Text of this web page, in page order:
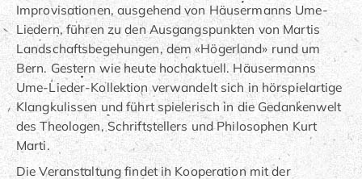
Improvisationen, ausgehend von Häusermanns Ume-
Liedern, führen zu den Ausgangspunkten von Martis
Landschaftsbegehungen, dem «Högerland» rund um
Bern. Gestern wie heute hochaktuell. Häusermanns
Ume-Lieder-Kollektion verwandelt sich in hörspielartige
Klangkulissen und führt spielerisch in die Gedankenwelt
des Theologen, Schriftstellers und Philosophen Kurt
Marti.
Die Veranstaltung findet in Kooperation mit der